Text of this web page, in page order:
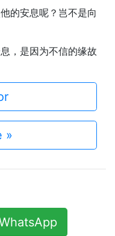
的安息呢？岂不是向
，是因为不信的缘故
»